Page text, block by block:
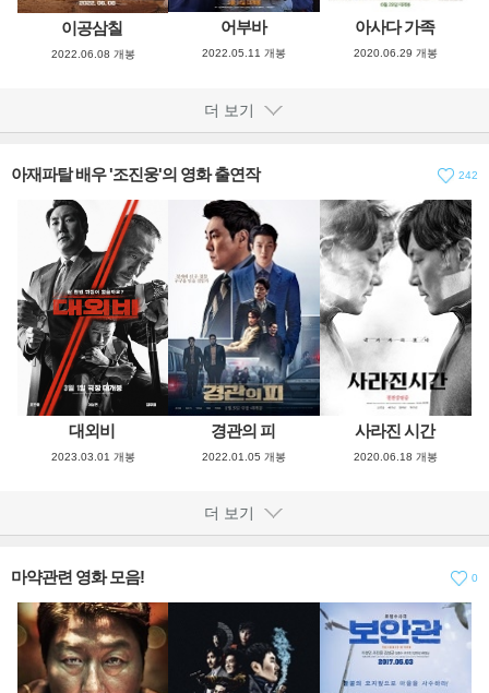
이공삼칠
2022.06.08 개봉
어부바
2022.05.11 개봉
아사다 가족
2020.06.29 개봉
더 보기
아재파탈 배우 '조진웅'의 영화 출연작 242
대외비
2023.03.01 개봉
경관의 피
2022.01.05 개봉
사라진 시간
2020.06.18 개봉
더 보기
마약관련 영화 모음! 0